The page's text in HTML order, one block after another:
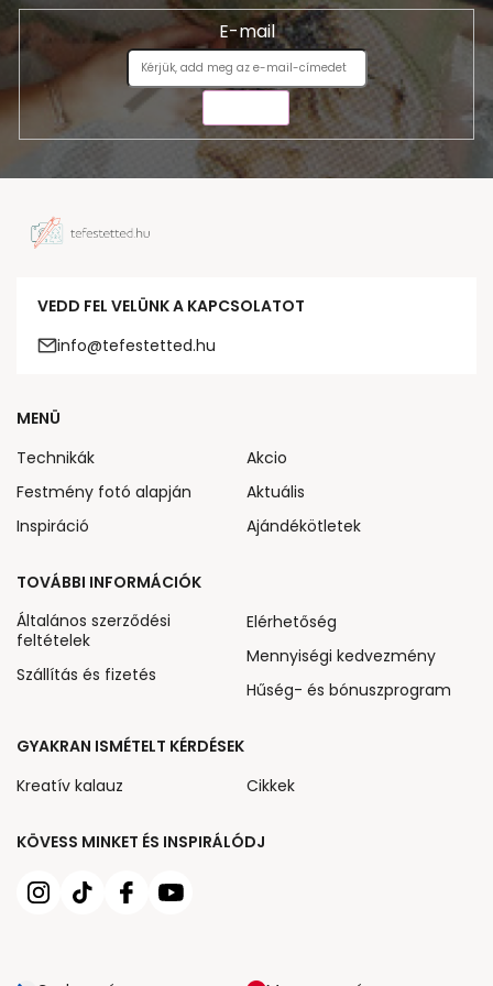
E-mail
VEDD FEL VELÜNK A KAPCSOLATOT
info@tefestetted.hu
KÖVESS MINKET ÉS INSPIRÁLÓDJ
MENÜ
Technikák
Festmény fotó alapján
Inspiráció
Akcio
Aktuális
Ajándékötletek
TOVÁBBI INFORMÁCIÓK
Általános szerződési
feltételek
Szállítás és fizetés
Elérhetőség
Mennyiségi kedvezmény
Hűség- és bónuszprogram
GYAKRAN ISMÉTELT KÉRDÉSEK
Kreatív kalauz
Cikkek